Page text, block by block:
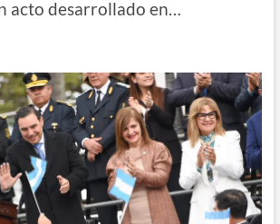
acto desarrollado en…